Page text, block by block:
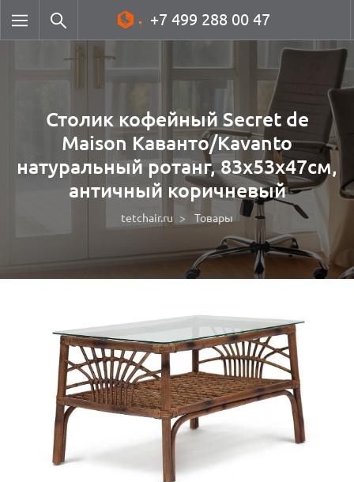
+7 499 288 00 47
Столик кофейный Secret de
Maison Каванто/Kavanto
натуральный ротанг, 83х53х47см,
античный коричневый
tetchair.ru Товары